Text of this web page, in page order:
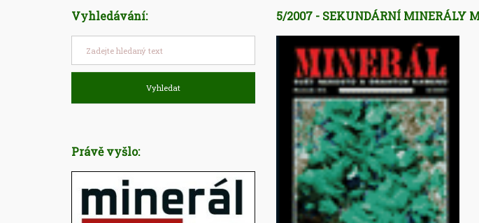
5/2007 - SEKUNDÁRNÍ MINERÁLY
Vyhledávání:
Vyhledat
Právě vyšlo: